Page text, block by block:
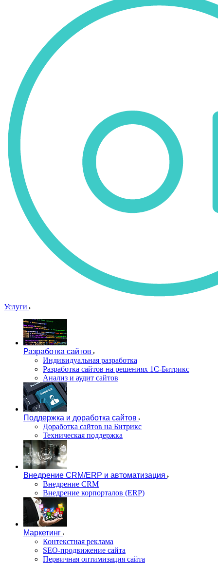
Услуги
Разработка сайтов
Индивидуальная разработка
Разработка сайтов на решениях 1С-Битрикс
Анализ и аудит сайтов
Поддержка и доработка сайтов
Доработка сайтов на Битрикс
Техническая поддержка
Внедрение CRM/ERP и автоматизация
Внедрение CRM
Внедрение корпорталов (ERP)
Маркетинг
Контекстная реклама
SEO-продвижение сайта
Первичная оптимизация сайта